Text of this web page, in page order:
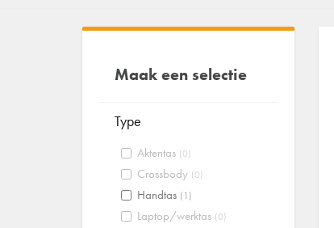
Maak een selectie
Type
Aktentas (0)
Crossbody (0)
Handtas (1)
Laptop/werktas (0)